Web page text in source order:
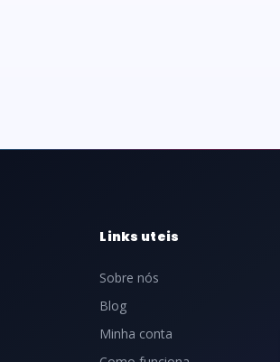
Links uteis
Sobre nós
Blog
Minha conta